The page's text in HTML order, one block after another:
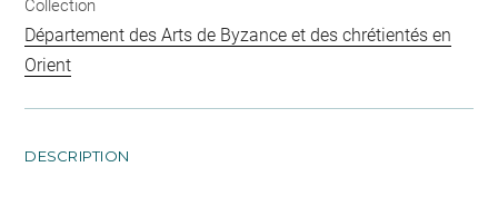
Collection
Département des Arts de Byzance et des chrétientés en
Orient
DESCRIPTION